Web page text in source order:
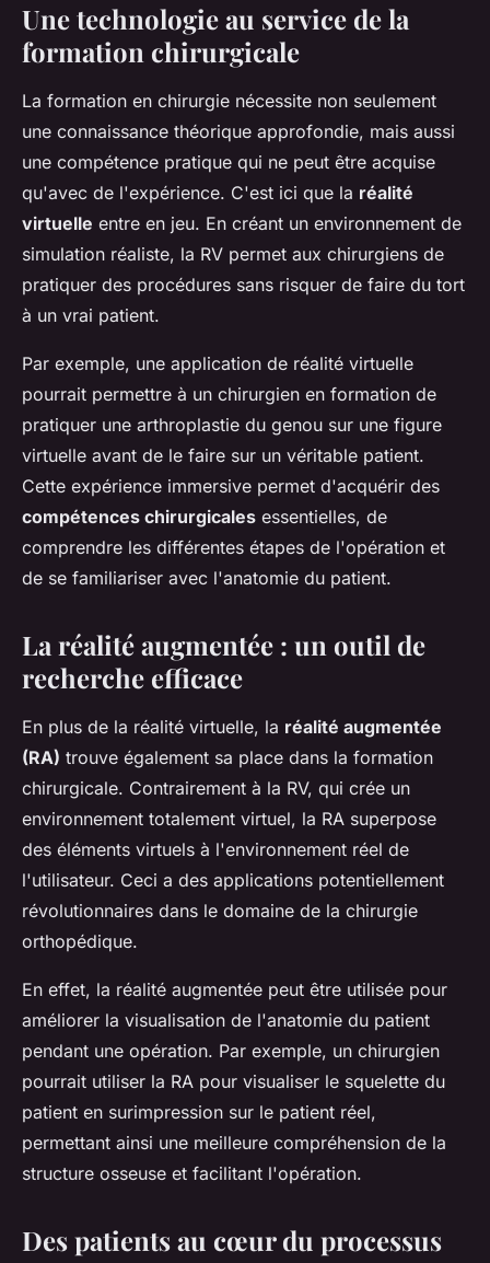
Une technologie au service de la
formation chirurgicale
La formation en chirurgie nécessite non seulement
une connaissance théorique approfondie, mais aussi
une compétence pratique qui ne peut être acquise
qu'avec de l'expérience. C'est ici que la réalité
virtuelle entre en jeu. En créant un environnement de
simulation réaliste, la RV permet aux chirurgiens de
pratiquer des procédures sans risquer de faire du tort
à un vrai patient.
Par exemple, une application de réalité virtuelle
pourrait permettre à un chirurgien en formation de
pratiquer une arthroplastie du genou sur une figure
virtuelle avant de le faire sur un véritable patient.
Cette expérience immersive permet d'acquérir des
compétences chirurgicales essentielles, de
comprendre les différentes étapes de l'opération et
de se familiariser avec l'anatomie du patient.
La réalité augmentée : un outil de
recherche efficace
En plus de la réalité virtuelle, la réalité augmentée
(RA) trouve également sa place dans la formation
chirurgicale. Contrairement à la RV, qui crée un
environnement totalement virtuel, la RA superpose
des éléments virtuels à l'environnement réel de
l'utilisateur. Ceci a des applications potentiellement
révolutionnaires dans le domaine de la chirurgie
orthopédique.
En effet, la réalité augmentée peut être utilisée pour
améliorer la visualisation de l'anatomie du patient
pendant une opération. Par exemple, un chirurgien
pourrait utiliser la RA pour visualiser le squelette du
patient en surimpression sur le patient réel,
permettant ainsi une meilleure compréhension de la
structure osseuse et facilitant l'opération.
Des patients au cœur du processus